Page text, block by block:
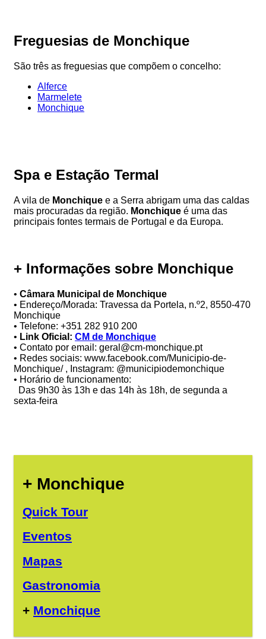
Freguesias de Monchique
São três as freguesias que compõem o concelho:
Alferce
Marmelete
Monchique
Spa e Estação Termal
A vila de Monchique e a Serra abrigam uma das caldas
mais procuradas da região. Monchique é uma das
principais fontes termais de Portugal e da Europa.
+ Informações sobre Monchique
• Câmara Municipal de Monchique
• Endereço/Morada: Travessa da Portela, n.º2, 8550-470
Monchique
• Telefone: +351 282 910 200
• Link Oficial: CM de Monchique
• Contato por email: geral@cm-monchique.pt
• Redes sociais: www.facebook.com/Municipio-de-
Monchique/ , Instagram: @municipiodemonchique
• Horário de funcionamento:
Das 9h30 às 13h e das 14h às 18h, de segunda a
sexta-feira
+ Monchique
Quick Tour
Eventos
Mapas
Gastronomia
+ Monchique